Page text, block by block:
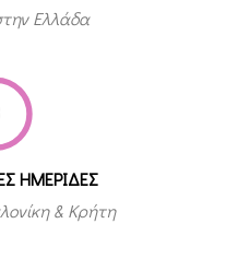
Ελλάδα
ΗΜΕΡΙΔΕΣ
& Κρήτη